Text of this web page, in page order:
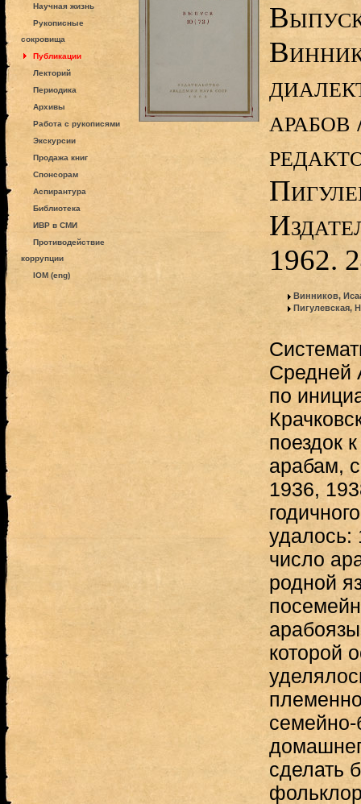
Научная жизнь
Рукописные
сокровища
Публикации
Лекторий
Периодика
Архивы
Работа с рукописями
Экскурсии
Продажа книг
Спонсорам
Аспирантура
Библиотека
ИВР в СМИ
Противодействие
коррупции
IOM (eng)
1962.
Винников,
Пигулевская,
Средней
по
поездок
арабам,
1936,
удалось:
число
родной
которой
сделать